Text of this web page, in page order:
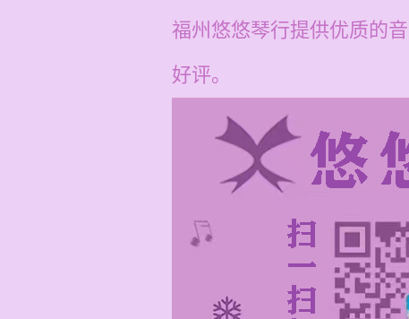
福州悠悠琴行提供优质的
好评。